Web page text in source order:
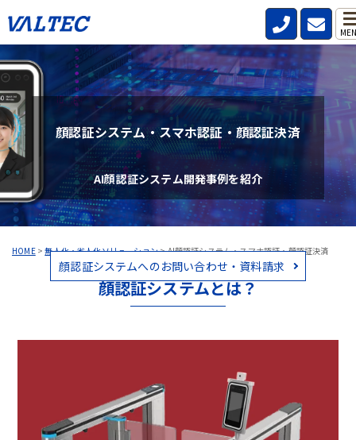
HOME>無人化・省人化ソリューション>AI顔認証システム・スマホ認証・顔認証決済
顔認証システム・スマホ認証・顔認証決済
AI顔認証システム開発事例を紹介
顔認証システムへのお問い合わせ・資料請求
顔認証システムとは？